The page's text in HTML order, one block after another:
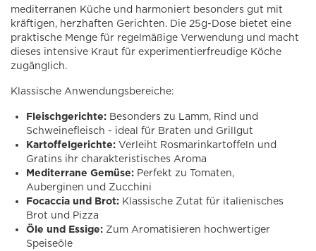
mediterranen Küche und harmoniert besonders gut mit
kräftigen, herzhaften Gerichten. Die 25g-Dose bietet eine
praktische Menge für regelmäßige Verwendung und macht
dieses intensive Kraut für experimentierfreudige Köche
zugänglich.
Klassische Anwendungsbereiche:
Fleischgerichte: Besonders zu Lamm, Rind und
Schweinefleisch - ideal für Braten und Grillgut
Kartoffelgerichte: Verleiht Rosmarinkartoffeln und
Gratins ihr charakteristisches Aroma
Mediterrane Gemüse: Perfekt zu Tomaten,
Auberginen und Zucchini
Focaccia und Brot: Klassische Zutat für italienisches
Brot und Pizza
Öle und Essige: Zum Aromatisieren hochwertiger
Speiseöle